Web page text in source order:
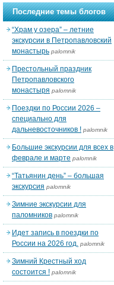
Последние темы блогов
“Храм у озера” – летние
экскурсии в Петропавловский
монастырь palomnik
Престольный праздник
Петропавловского
монастыря palomnik
Поездки по России 2026 –
специально для
дальневосточников ! palomnik
Большие экскурсии для всех в
феврале и марте palomnik
“Татьянин день” – большая
экскурсия palomnik
Зимние экскурсии для
паломников palomnik
Идет запись в поездки по
России на 2026 год. palomnik
Зимний Крестный ход
состоится ! palomnik